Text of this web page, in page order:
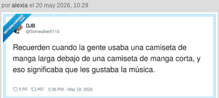
por alexia el 20 may 2026, 10:29